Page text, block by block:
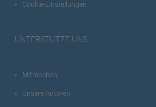
Cookie-Einstellungen
UNTERSTÜTZE UNS
Mitmachen
Unsere Autoren